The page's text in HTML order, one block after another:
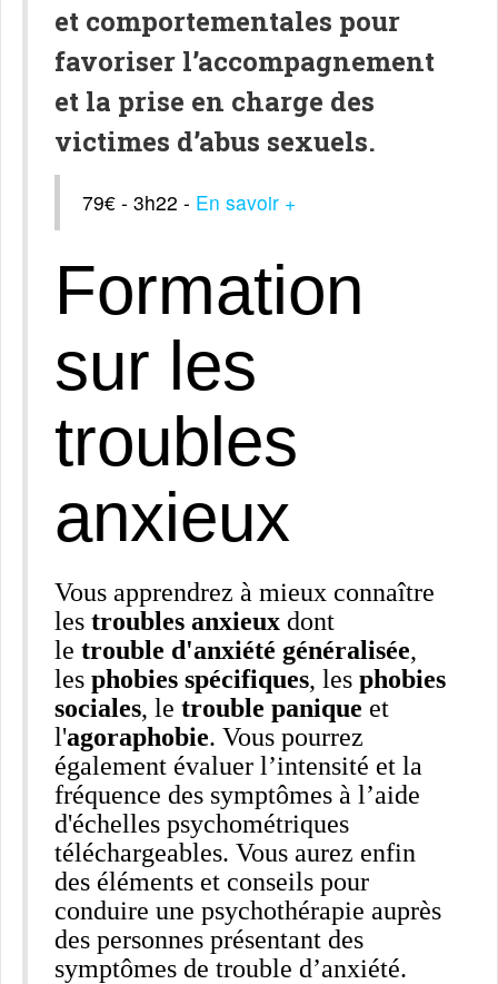
et comportementales pour
favoriser l’accompagnement
et la prise en charge des
victimes d’abus sexuels.
79€ - 3h22 - En savoir +
Formation
sur les
troubles
anxieux
Vous apprendrez à mieux connaître
les troubles anxieux dont
le trouble d'anxiété généralisée,
les phobies spécifiques, les phobies
sociales, le trouble panique et
l'agoraphobie. Vous pourrez
également évaluer l’intensité et la
fréquence des symptômes à l’aide
d'échelles psychométriques
téléchargeables. Vous aurez enfin
des éléments et conseils pour
conduire une psychothérapie auprès
des personnes présentant des
symptômes de trouble d’anxiété.